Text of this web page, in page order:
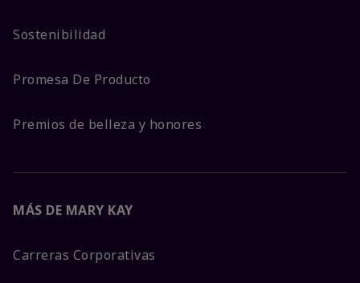
Sostenibilidad
Promesa De Producto
Premios de belleza y honores
MÁS DE MARY KAY
Carreras Corporativas